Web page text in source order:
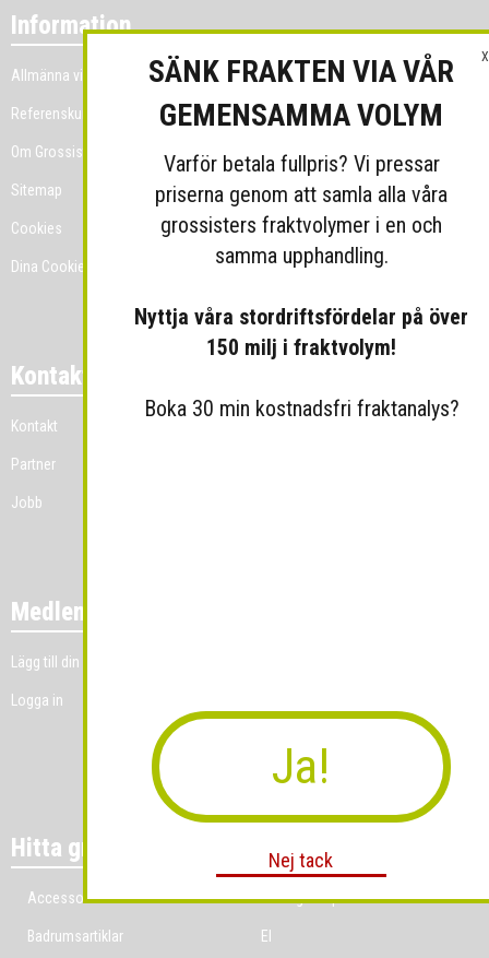
Information
Allmänna villkor
Referenskunder
Om Grossist.se
Sitemap
Cookies
Dina Cookie-prefenser
Kontakt
Kontakt
Partner
Jobb
Medlemmar
Lägg till din grossistverksamhet
Logga in
Hitta grossist per bransch
Accessoarer
Badrumsartiklar
Ekologiska produkter
El
X
SÄNK FRAKTEN VIA VÅR
GEMENSAMMA VOLYM
Varför betala fullpris? Vi pressar
priserna genom att samla alla våra
grossisters fraktvolymer i en och
samma upphandling.
Nyttja våra stordriftsfördelar på över
150 milj i fraktvolym!
Boka 30 min kostnadsfri fraktanalys?
Ja!
Nej tack